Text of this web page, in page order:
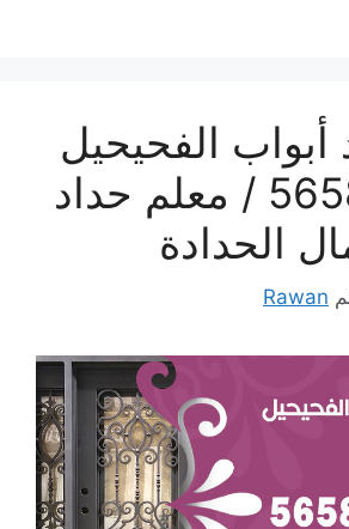
أبواب الفحيحيل
/ 56585569 / معلم حداد
الحدادة
Rawan